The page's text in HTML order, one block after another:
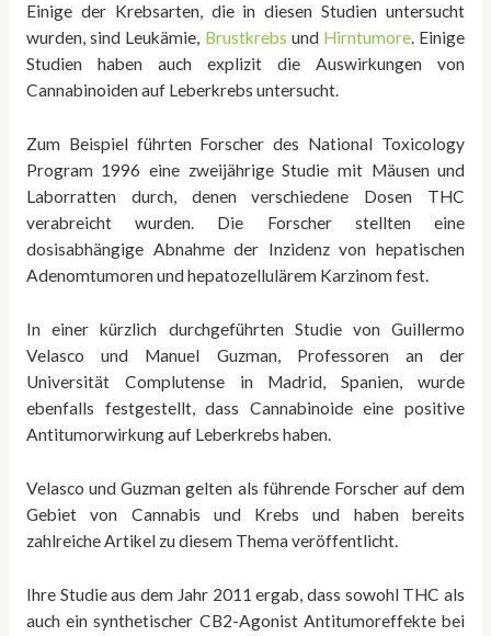
Einige der Krebsarten, die in diesen Studien untersucht
wurden, sind Leukämie, Brustkrebs und Hirntumore. Einige
Studien haben auch explizit die Auswirkungen von
Cannabinoiden auf Leberkrebs untersucht.
Zum Beispiel führten Forscher des National Toxicology
Program 1996 eine zweijährige Studie mit Mäusen und
Laborratten durch, denen verschiedene Dosen THC
verabreicht wurden. Die Forscher stellten eine
dosisabhängige Abnahme der Inzidenz von hepatischen
Adenomtumoren und hepatozellulärem Karzinom fest.
In einer kürzlich durchgeführten Studie von Guillermo
Velasco und Manuel Guzman, Professoren an der
Universität Complutense in Madrid, Spanien, wurde
ebenfalls festgestellt, dass Cannabinoide eine positive
Antitumorwirkung auf Leberkrebs haben.
Velasco und Guzman gelten als führende Forscher auf dem
Gebiet von Cannabis und Krebs und haben bereits
zahlreiche Artikel zu diesem Thema veröffentlicht.
Ihre Studie aus dem Jahr 2011 ergab, dass sowohl THC als
auch ein synthetischer CB2-Agonist Antitumoreffekte bei